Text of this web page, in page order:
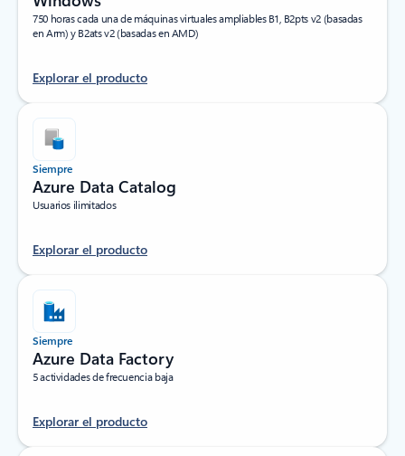
750 horas cada una de máquinas virtuales ampliables B1, B2pts v2 (basadas
en Arm) y B2ats v2 (basadas en AMD)
Explorar el producto
Siempre
Azure Data Catalog
Usuarios ilimitados
Explorar el producto
Siempre
Azure Data Factory
5 actividades de frecuencia baja
Explorar el producto